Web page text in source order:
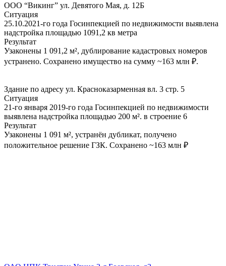
ООО “Викинг” ул. Девятого Мая, д. 12Б
Ситуация
25.10.2021-го года Госинпекцией по недвижимости выявлена
надстройка площадью 1091,2 кв метра
Результат
Узаконены 1 091,2 м², дублирование кадастровых номеров
устранено. Сохранено имущество на сумму ~163 млн ₽.
Здание по адресу ул. Красноказарменная вл. 3 стр. 5
Ситуация
21-го января 2019-го года Госинпекцией по недвижимости
выявлена надстройка площадью 200 м². в строение 6
Результат
Узаконены 1 091 м², устранён дубликат, получено
положительное решение ГЗК. Сохранено ~163 млн ₽